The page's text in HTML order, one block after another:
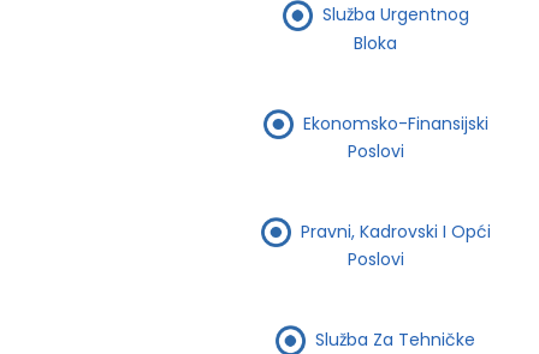
Služba Urgentnog
Bloka
Ekonomsko-Finansijski
Poslovi
Pravni, Kadrovski I Opći
Poslovi
Služba Za Tehničke